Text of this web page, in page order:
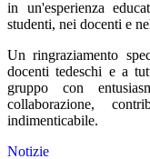
in un'esperienza
studenti, nei docenti e
Un ringraziamento
docenti tedeschi e a
gruppo con
collaborazione,
indimenticabile.
Notizie